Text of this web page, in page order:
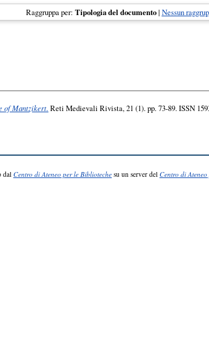
Raggruppa per: Tipologia del documento| Nessun
of Mantzikert. Reti Medievali Rivista, 21 (1). pp. 73-89. ISSN
dalCentro di Ateneo per le Biblioteche su un server del Centro di